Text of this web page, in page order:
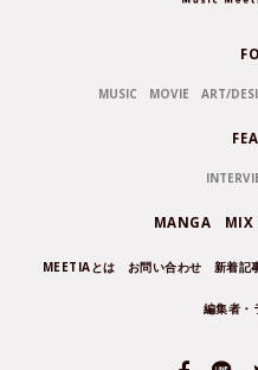
MUSIC MOVIE ART/
MANGA MIX
MEETIAとは お問い合わせ 新着記
編集者・